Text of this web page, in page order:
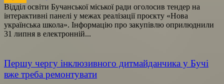
Відділ освіти Бучанської міської ради оголосив тендер на
інтерактивні панелі у межах реалізації проєкту «Нова
українська школа». Інформацію про закупівлю оприлюднили
31 липня в електронній...
Першу чергу інклюзивного дитмайданчика у Бучі
вже треба ремонтувати